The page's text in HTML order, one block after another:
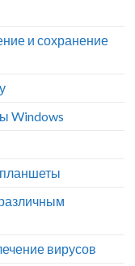
и сохранение
Windows
вирусов